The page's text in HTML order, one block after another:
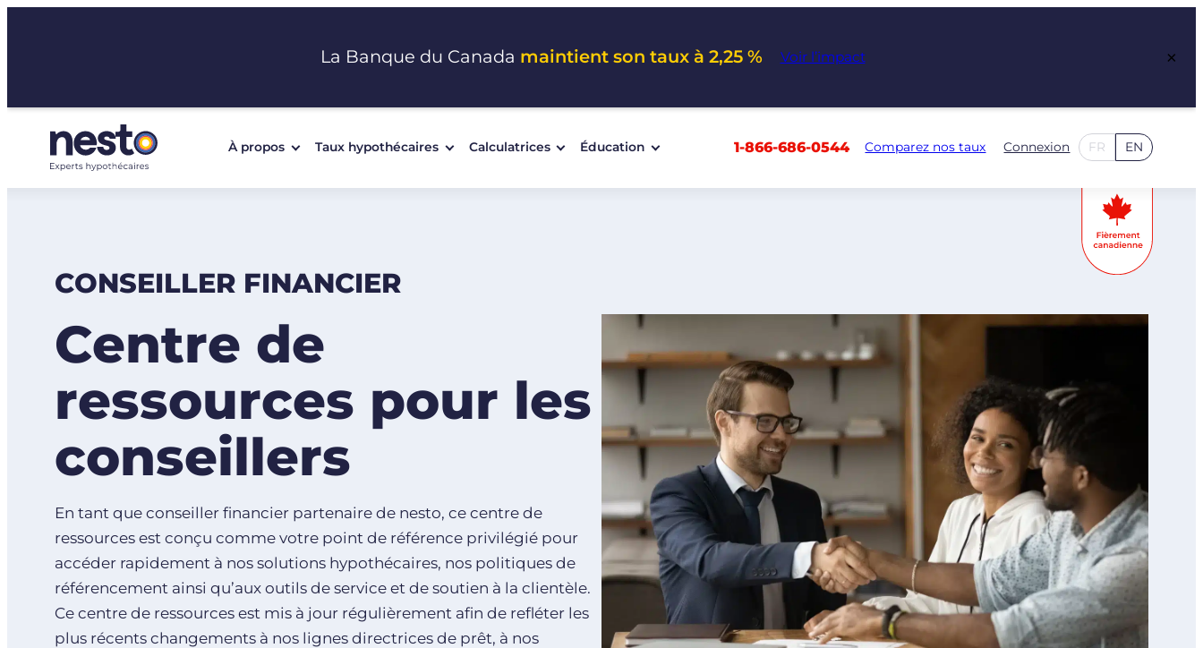
La Banque du Canada maintient son taux à 2,25 % Voir l’impact ×
À propos Taux hypothécaires Calculatrices Éducation 1-866-686-0544 Comparez nos taux Connexion FR EN
CONSEILLER FINANCIER
Centre de
ressources pour les
conseillers
En tant que conseiller financier partenaire de nesto, ce centre de
ressources est conçu comme votre point de référence privilégié pour
accéder rapidement à nos solutions hypothécaires, nos politiques de
référencement ainsi qu’aux outils de service et de soutien à la clientèle.
Ce centre de ressources est mis à jour régulièrement afin de refléter les
plus récents changements à nos lignes directrices de prêt, à nos